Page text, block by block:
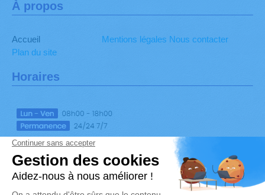
À propos
Accueil Mentions légales Nous contacter
Plan du site
Horaires